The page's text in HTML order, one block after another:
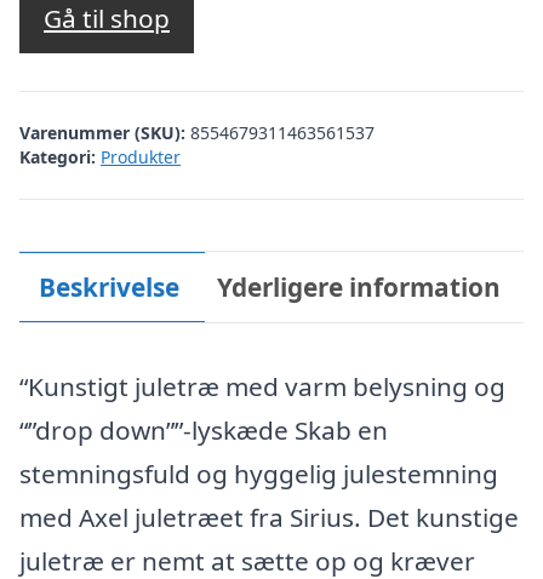
Gå til shop
Varenummer (SKU): 8554679311463561537
Kategori: Produkter
Beskrivelse Yderligere information
“Kunstigt juletræ med varm belysning og
“”drop down””-lyskæde Skab en
stemningsfuld og hyggelig julestemning
med Axel juletræet fra Sirius. Det kunstige
juletræ er nemt at sætte op og kræver